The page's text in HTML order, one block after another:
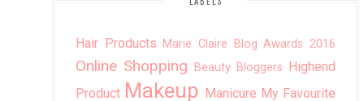
Hair Products Marie Claire Blog Awards 2016
Online Shopping Beauty Bloggers
Highend
Product Makeup Manicure My Favourite